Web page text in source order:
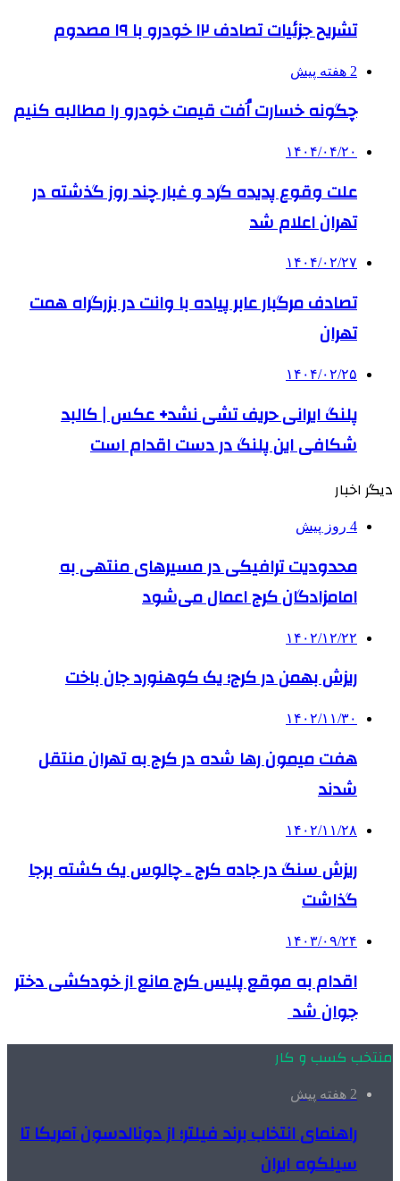
تشریح جزئیات تصادف ۱۲ خودرو با ۱۹ مصدوم
2 هفته پیش
چگونه خسارت اُفت قیمت خودرو را مطالبه کنیم
۱۴۰۴/۰۴/۲۰
علت وقوع پدیده گرد و غبار چند روز گذشته در
تهران اعلام شد
۱۴۰۴/۰۲/۲۷
تصادف مرگبار عابر پیاده با وانت در بزرگراه همت
تهران
۱۴۰۴/۰۲/۲۵
پلنگ ایرانی حریف تشی نشد+ عکس | کالبد
شکافی این پلنگ در دست اقدام است
دیگر اخبار
4 روز پیش
محدودیت ترافیکی در مسیرهای منتهی به
امامزادگان کرج اعمال می‌شود
۱۴۰۲/۱۲/۲۲
ریزش بهمن در کرج؛ یک کوهنورد جان باخت
۱۴۰۲/۱۱/۳۰
هفت میمون رها شده در کرج به تهران منتقل
شدند
۱۴۰۲/۱۱/۲۸
ریزش سنگ در جاده کرج ـ چالوس یک کشته برجا
گذاشت
۱۴۰۳/۰۹/۲۴
اقدام به موقع پلیس کرج مانع از خودکشی دختر
جوان شد ‏
منتخب کسب و کار
2 هفته پیش
راهنمای انتخاب برند فیلتر؛ از دونالدسون آمریکا تا
سیلکوه ایران